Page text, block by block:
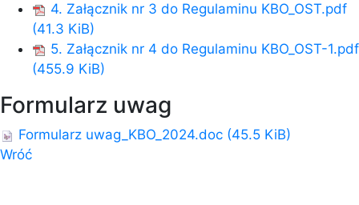
4. Załącznik nr 3 do Regulaminu KBO_OST.pdf
(41.3 KiB)
5. Załącznik nr 4 do Regulaminu KBO_OST-1.pdf
(455.9 KiB)
Formularz uwag
Formularz uwag_KBO_2024.doc (45.5 KiB)
Wróć